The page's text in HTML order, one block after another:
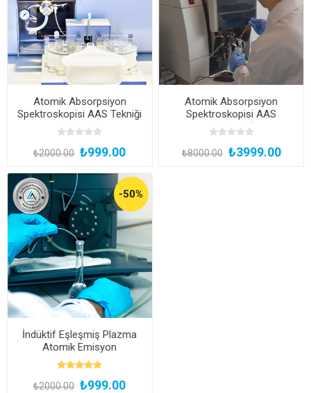
Atomik Absorpsiyon
Spektroskopisi AAS Tekniği
ve Uygulama Prensipleri
(Kayıttan Hemen İzle, Katılım
Belgeli)
₺2000.00 ₺999.00
Atomik Absorpsiyon
Spektroskopisi AAS
Uzmanlık Eğitimi (Kayıttan
Hemen İzle, Başarı
Sertifikalı)
₺8000.00 ₺3999.00
-50%
İndüktif Eşleşmiş Plazma
Atomik Emisyon
Spektroskopisi ICP-OES
Tekniği ve Uygulama
Prensipleri (Kayıttan Hemen
₺2000.00 ₺999.00